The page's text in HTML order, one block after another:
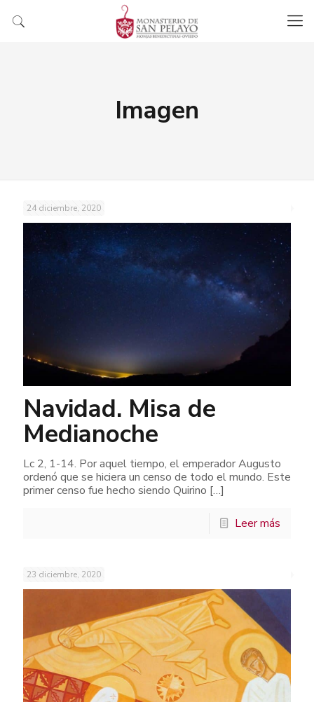
Imagen
24 diciembre, 2020
Navidad. Misa de
Medianoche
Lc 2, 1-14. Por aquel tiempo, el emperador Augusto
ordenó que se hiciera un censo de todo el mundo. Este
primer censo fue hecho siendo Quirino […]
Leer más
23 diciembre, 2020